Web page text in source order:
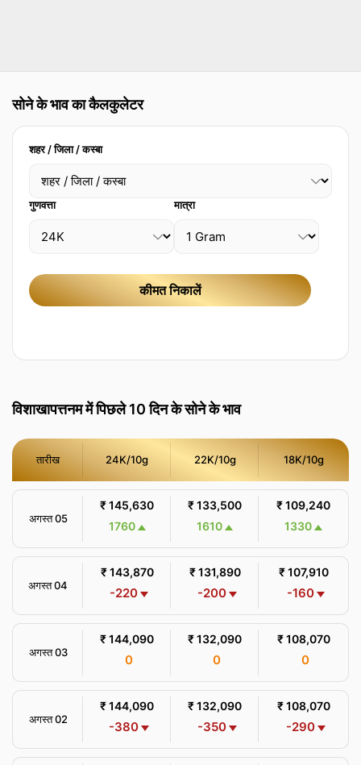
सोने के भाव का कैलकुलेटर
शहर / जिला / कस्बा
गुणवत्ता मात्रा
कीमत निकालें
विशाखापत्तनम में पिछले 10 दिन के सोने के भाव
तारीख 24K/10g 22K/10g 18K/10g
अगस्त 05
₹ 145,630
1760
₹ 133,500
1610
₹ 109,240
1330
अगस्त 04
₹ 143,870
-220
₹ 131,890
-200
₹ 107,910
-160
अगस्त 03
₹ 144,090
0
₹ 132,090
0
₹ 108,070
0
अगस्त 02
₹ 144,090
-380
₹ 132,090
-350
₹ 108,070
-290